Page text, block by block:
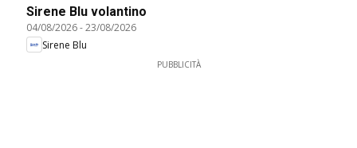
Sirene Blu volantino
04/08/2026-23/08/2026
Sirene Blu
PUBBLICITÀ